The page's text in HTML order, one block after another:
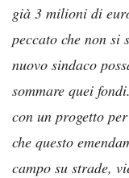
già 3 milioni di
peccato che non
nuovo sindaco
sommare quei
con un progetto
che questo
campo su strade,